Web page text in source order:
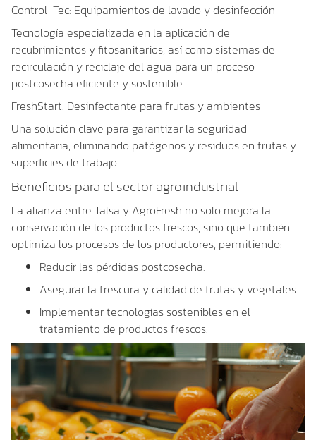
Control-Tec: Equipamientos de lavado y desinfección
Tecnología especializada en la aplicación de
recubrimientos y fitosanitarios, así como sistemas de
recirculación y reciclaje del agua para un proceso
postcosecha eficiente y sostenible.
FreshStart: Desinfectante para frutas y ambientes
Una solución clave para garantizar la seguridad
alimentaria, eliminando patógenos y residuos en frutas y
superficies de trabajo.
Beneficios para el sector agroindustrial
La alianza entre Talsa y AgroFresh no solo mejora la
conservación de los productos frescos, sino que también
optimiza los procesos de los productores, permitiendo:
Reducir las pérdidas postcosecha.
Asegurar la frescura y calidad de frutas y vegetales.
Implementar tecnologías sostenibles en el
tratamiento de productos frescos.